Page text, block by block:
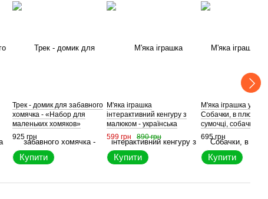
Трек - домик для забавного
хомячка - «Набор для
маленьких хомяков»
(Hamster)
925 грн
Купити
М'яка іграшка
інтерактивний кенгуру з
малюком - українська
озвучка, 5 пісеньок,
сенсорне управління
599 грн 890 грн
Купити
М'яка іграшка у
Собачки, в
сумочці, собачка
пісеньку
695 грн
Купити